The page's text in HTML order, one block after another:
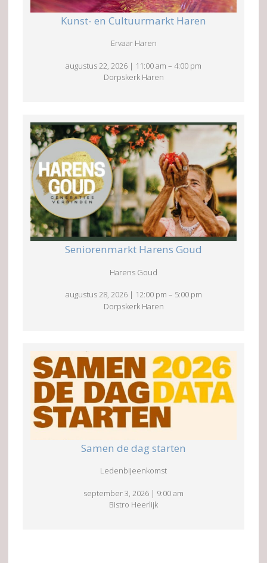
Kunst- en Cultuurmarkt Haren
Ervaar Haren
augustus 22, 2026 | 11:00 am – 4:00 pm
Dorpskerk Haren
Seniorenmarkt Harens Goud
Harens Goud
augustus 28, 2026 | 12:00 pm – 5:00 pm
Dorpskerk Haren
Samen de dag starten
Ledenbijeenkomst
september 3, 2026 | 9:00 am
Bistro Heerlijk